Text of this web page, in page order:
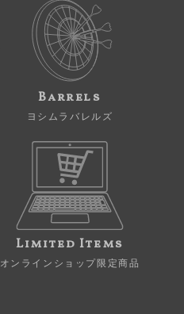
Barrels
ヨシムラバレルズ
Limited Items
オンラインショップ限定商品